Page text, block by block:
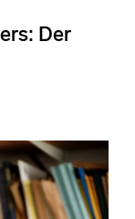
Der